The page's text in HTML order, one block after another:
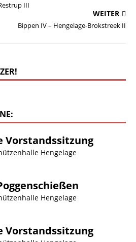
III
WEITER
Bippen IV – Hengelage-Brokstreek II
Vorstandssitzung
Hengelage
Hengelage
Vorstandssitzung